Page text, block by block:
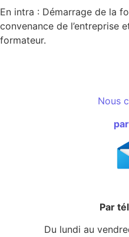
En intra : Démarrage de la
convenance de l’entreprise
formateur.
Nous
Par
Du lundi au